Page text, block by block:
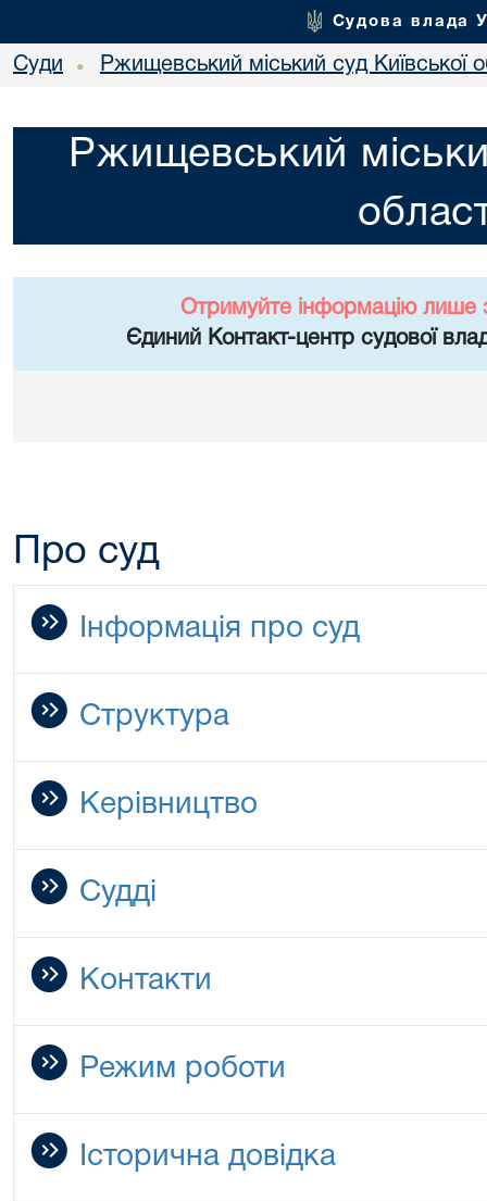
Судова влада
Суди • Ржищевський міський суд Київської
Ржищевський
Отримуйте інформацію лише
Єдиний Контакт-центр судової
Про суд
Інформація про суд
Структура
Керівництво
Судді
Контакти
Режим роботи
Історична довідка